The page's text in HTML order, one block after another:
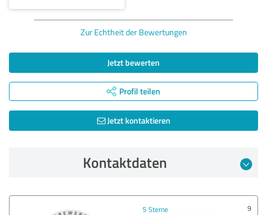
Zur Echtheit der Bewertungen
Jetzt bewerten
Profil teilen
Jetzt kontaktieren
Kontaktdaten
5 Sterne
9